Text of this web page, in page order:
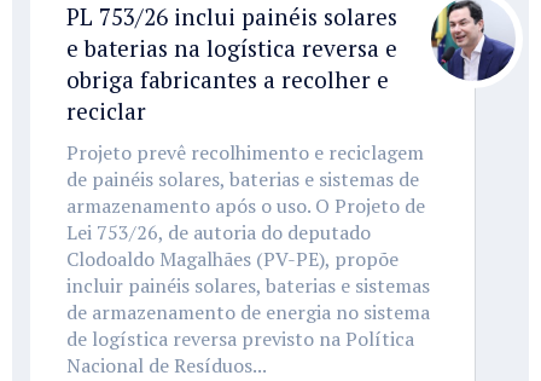
PL 753/26 inclui painéis solares
e baterias na logística reversa e
obriga fabricantes a recolher e
reciclar
Projeto prevê recolhimento e reciclagem
de painéis solares, baterias e sistemas de
armazenamento após o uso. O Projeto de
Lei 753/26, de autoria do deputado
Clodoaldo Magalhães (PV-PE), propõe
incluir painéis solares, baterias e sistemas
de armazenamento de energia no sistema
de logística reversa previsto na Política
Nacional de Resíduos...